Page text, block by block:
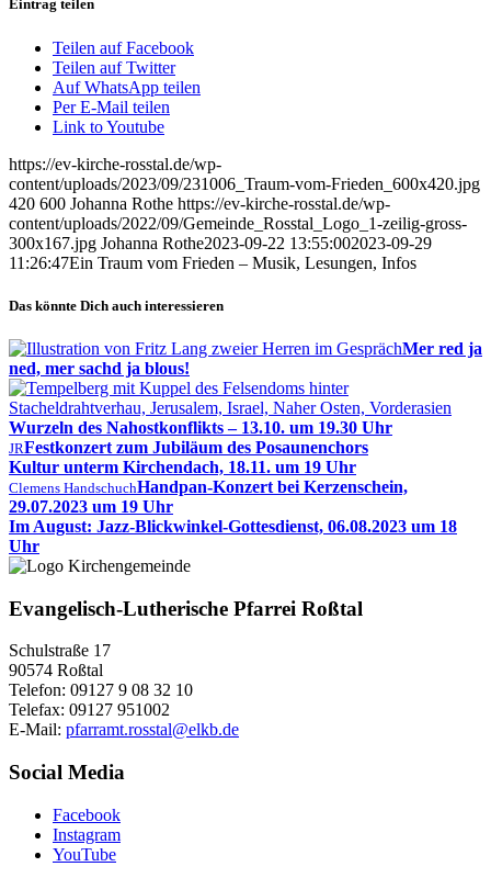
Eintrag teilen
Teilen auf Facebook
Teilen auf Twitter
Auf WhatsApp teilen
Per E-Mail teilen
Link to Youtube
https://ev-kirche-rosstal.de/wp-
content/uploads/2023/09/231006_Traum-vom-Frieden_600x420.jpg
420 600 Johanna Rothe https://ev-kirche-rosstal.de/wp-
content/uploads/2022/09/Gemeinde_Rosstal_Logo_1-zeilig-gross-
300x167.jpg Johanna Rothe2023-09-22 13:55:002023-09-29
11:26:47Ein Traum vom Frieden – Musik, Lesungen, Infos
Das könnte Dich auch interessieren
Mer red ja
ned, mer sachd ja blous!
Wurzeln des Nahostkonflikts – 13.10. um 19.30 Uhr
JRFestkonzert zum Jubiläum des Posaunenchors
Kultur unterm Kirchendach, 18.11. um 19 Uhr
Clemens HandschuchHandpan-Konzert bei Kerzenschein,
29.07.2023 um 19 Uhr
Im August: Jazz-Blickwinkel-Gottesdienst, 06.08.2023 um 18
Uhr
Evangelisch-Lutherische Pfarrei Roßtal
Schulstraße 17
90574 Roßtal
Telefon: 09127 9 08 32 10
Telefax: 09127 951002
E-Mail: pfarramt.rosstal@elkb.de
Social Media
Facebook
Instagram
YouTube